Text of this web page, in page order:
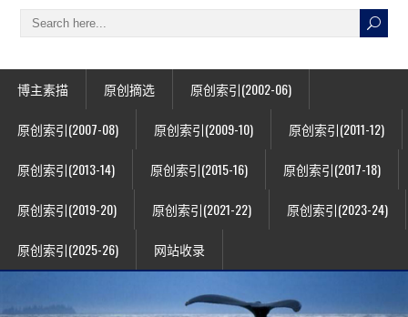
博主素描 原创摘选 原创索引(2002-06)
原创索引(2007-08) 原创索引(2009-10) 原创索引(2011-12)
原创索引(2013-14) 原创索引(2015-16) 原创索引(2017-18)
原创索引(2019-20) 原创索引(2021-22) 原创索引(2023-24)
原创索引(2025-26) 网站收录